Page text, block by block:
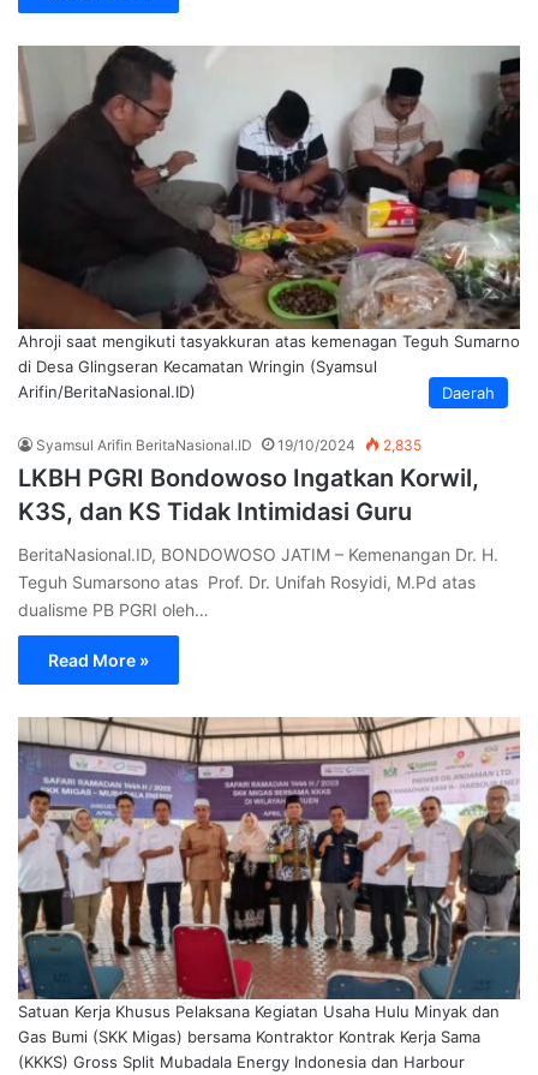
Daerah
Ahroji saat mengikuti tasyakkuran atas kemenagan Teguh Sumarno
di Desa Glingseran Kecamatan Wringin (Syamsul
Arifin/BeritaNasional.ID)
Syamsul Arifin BeritaNasional.ID 19/10/2024 2,835
LKBH PGRI Bondowoso Ingatkan Korwil,
K3S, dan KS Tidak Intimidasi Guru
BeritaNasional.ID, BONDOWOSO JATIM – Kemenangan Dr. H.
Teguh Sumarsono atas Prof. Dr. Unifah Rosyidi, M.Pd atas
dualisme PB PGRI oleh…
Read More »
Satuan Kerja Khusus Pelaksana Kegiatan Usaha Hulu Minyak dan
Gas Bumi (SKK Migas) bersama Kontraktor Kontrak Kerja Sama
(KKKS) Gross Split Mubadala Energy Indonesia dan Harbour